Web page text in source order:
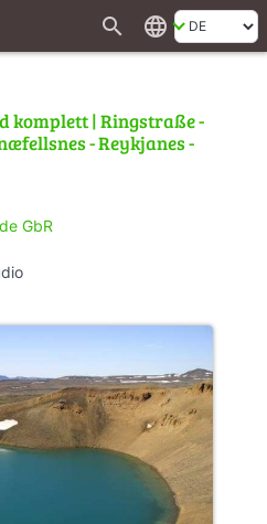
search language
komplett | Ringstraße -
- Reykjanes -
GbR